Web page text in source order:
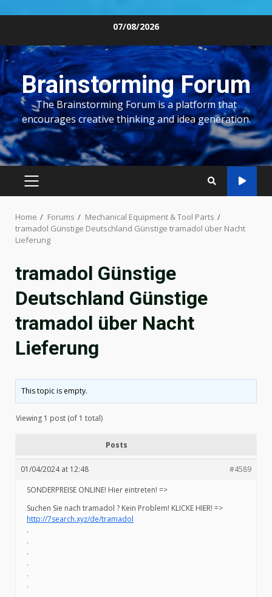
content
07/08/2026
Brainstorming Forum
The Brainstorming Forum is a platform that
encourages creative thinking and idea generation.
PRIMARY
Home Forums
Mechanical Equipment & Tool Parts
tramadol Günstige Deutschland Günstige tramadol über Nacht
Lieferung
tramadol Günstige
Deutschland Günstige
tramadol über Nacht
Lieferung
This topic is empty.
Viewing 1 post (of 1 total)
Posts
01/04/2024 at 12:48
#4589
SONDERPREISE ONLINE! Hier eintreten! =>
Suchen Sie nach tramadol ? Kein Problem! KLICKE HIER! =>
http://7search.xyz/de/tramadol
.
.
.
.
.
.